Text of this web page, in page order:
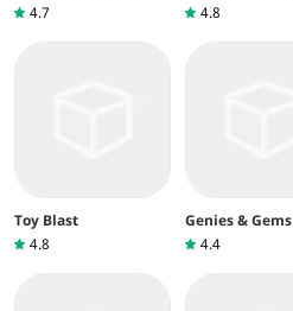
4.7
4.8
Toy Blast
4.8
Genies & Gems
4.4